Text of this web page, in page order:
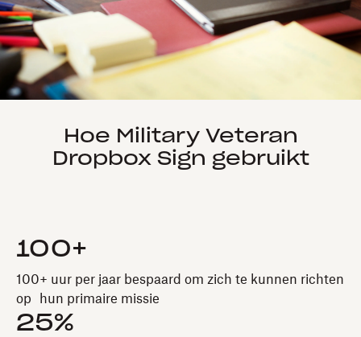
Hoe Military Veteran
Dropbox Sign gebruikt
100+
100+ uur per jaar bespaard om zich te kunnen richten
op hun primaire missie
25%